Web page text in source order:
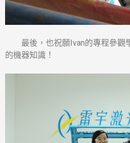
最後，也祝願Ivan的專程參觀
的機器知識！